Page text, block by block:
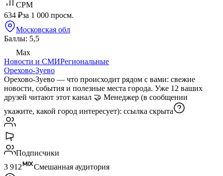
CPM
634 ₽за 1 000 просм.
Московская обл
Баллы: 5,5
Max
Новости и СМИРегиональные
Орехово-Зуево
Орехово‑Зуево — что происходит рядом с вами: свежие
новости, события и полезные места города. Уже 12 ваших
друзей читают этот канал 🤝 Менеджер (в сообщении
укажите, какой город интересует): ссылка скрыта
Подписчики
3 912
Смешанная аудитория